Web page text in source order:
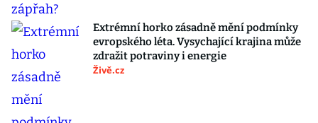
Extrémní horko zásadně mění podmínky
evropského léta. Vysychající krajina může
zdražit potraviny i energie
Živě.cz